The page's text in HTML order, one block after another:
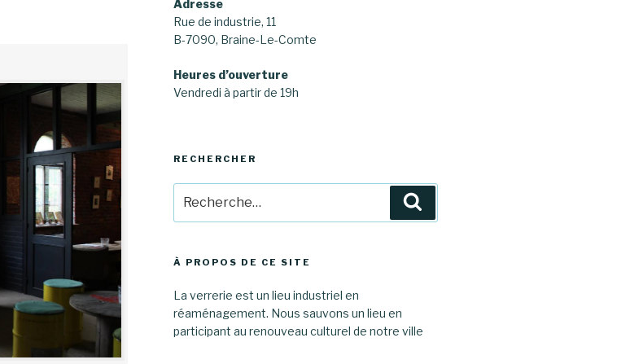
Adresse
Rue de industrie, 11
B-7090, Braine-Le-Comte
Heures d’ouverture
Vendredi à partir de 19h
RECHERCHER
pour
:
À PROPOS DE CE SITE
La verrerie est un lieu industriel en
réaménagement. Nous sauvons un lieu en
participant au renouveau culturel de notre ville